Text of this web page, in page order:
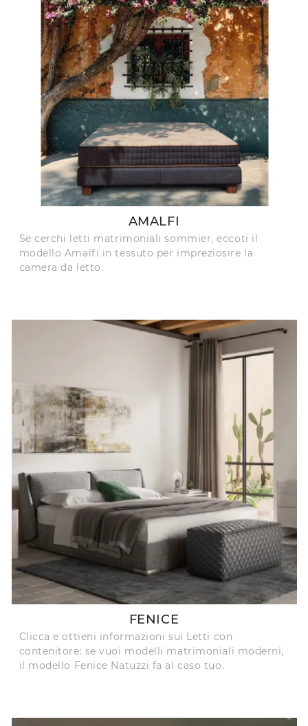
AMALFI
Se cerchi letti matrimoniali sommier, eccoti il
modello Amalfi in tessuto per impreziosire la
camera da letto.
FENICE
Clicca e ottieni informazioni sui Letti con
contenitore: se vuoi modelli matrimoniali moderni,
il modello Fenice Natuzzi fa al caso tuo.